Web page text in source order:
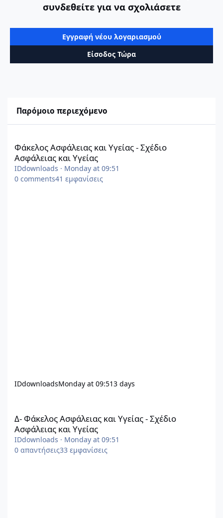
συνδεθείτε για να σχολιάσετε
Εγγραφή νέου λογαριασμού
Είσοδος Τώρα
Παρόμοιο περιεχόμενο
Φάκελος Ασφάλειας και Υγείας - Σχέδιο
Ασφάλειας και Υγείας
IDdownloads · Monday at 09:51
0 comments41 εμφανίσεις
IDdownloadsMonday at 09:513 days
Δ- Φάκελος Ασφάλειας και Υγείας - Σχέδιο
Ασφάλειας και Υγείας
IDdownloads · Monday at 09:51
0 απαντήσεις33 εμφανίσεις